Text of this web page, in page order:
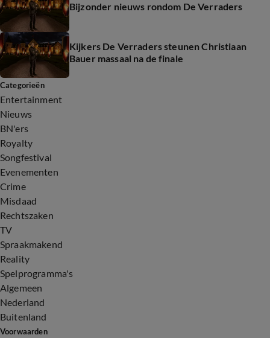
Bijzonder nieuws rondom De Verraders
Kijkers De Verraders steunen Christiaan
Bauer massaal na de finale
Categorieën
Entertainment
Nieuws
BN'ers
Royalty
Songfestival
Evenementen
Crime
Misdaad
Rechtszaken
TV
Spraakmakend
Reality
Spelprogramma's
Algemeen
Nederland
Buitenland
Voorwaarden